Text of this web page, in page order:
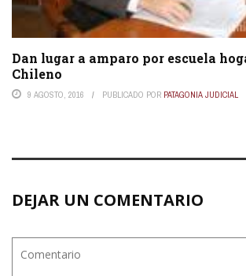
Dan lugar a amparo por escuela
Chileno
9 AGOSTO, 2016 PUBLICADO POR PATAGONIA JUDICIAL
DEJAR UN COMENTARIO